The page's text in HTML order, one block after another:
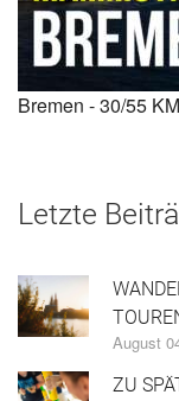
Bremen - 30/55 KM
Letzte
August
ZU